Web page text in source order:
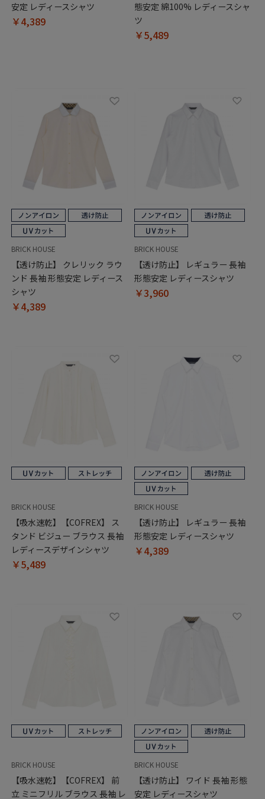
安定 レディースシャツ
￥4,389
態安定 綿100% レディースシャ
ツ
￥5,489
BRICK HOUSE
【透け防止】 クレリック ラウ
ンド 長袖 形態安定 レディース
シャツ
￥4,389
BRICK HOUSE
【透け防止】 レギュラー 長袖
形態安定 レディースシャツ
￥3,960
BRICK HOUSE
【吸水速乾】【COFREX】 ス
タンド ビジュー ブラウス 長袖
レディースデザインシャツ
￥5,489
BRICK HOUSE
【透け防止】 レギュラー 長袖
形態安定 レディースシャツ
￥4,389
BRICK HOUSE
【吸水速乾】【COFREX】 前
立 ミニフリル ブラウス 長袖 レ
BRICK HOUSE
【透け防止】 ワイド 長袖 形態
安定 レディースシャツ